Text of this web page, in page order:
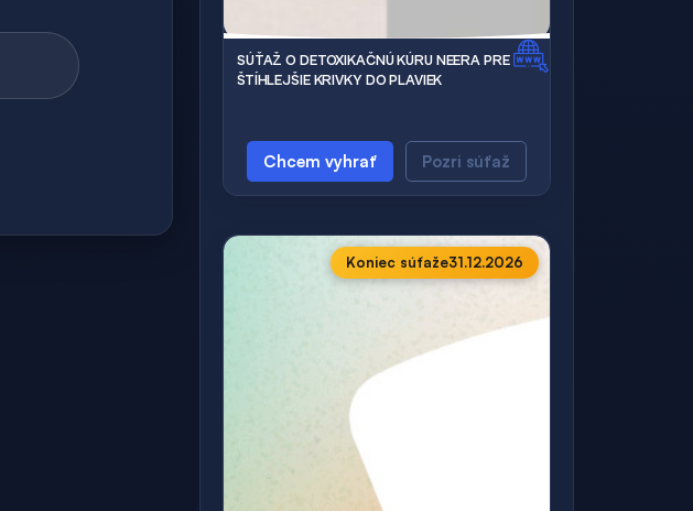
SÚŤAŽ O DETOXIKAČNÚ KÚRU NEERA PRE
ŠTÍHLEJŠIE KRIVKY DO PLAVIEK
Chcem vyhrať Pozri súťaž
Koniec súťaže31.12.2026